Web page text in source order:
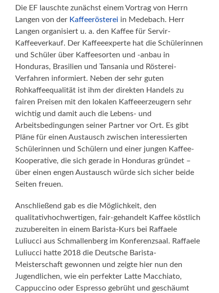
Die EF lauschte zunächst einem Vortrag von Herrn
Langen von der Kaffeerösterei in Medebach. Herr
Langen organisiert u. a. den Kaffee für Servir-
Kaffeeverkauf. Der Kaffeeexperte hat die Schülerinnen
und Schüler über Kaffeesorten und -anbau in
Honduras, Brasilien und Tansania und Rösterei-
Verfahren informiert. Neben der sehr guten
Rohkaffeequalität ist ihm der direkten Handels zu
fairen Preisen mit den lokalen Kaffeeerzeugern sehr
wichtig und damit auch die Lebens- und
Arbeitsbedingungen seiner Partner vor Ort. Es gibt
Pläne für einen Austausch zwischen interessierten
Schülerinnen und Schülern und einer jungen Kaffee-
Kooperative, die sich gerade in Honduras gründet –
über einen engen Austausch würde sich sicher beide
Seiten freuen.
Anschließend gab es die Möglichkeit, den
qualitativhochwertigen, fair-gehandelt Kaffee köstlich
zuzubereiten in einem Barista-Kurs bei Raffaele
Luliucci aus Schmallenberg im Konferenzsaal. Raffaele
Luliucci hatte 2018 die Deutsche Barista-
Meisterschaft gewonnen und zeigte hier nun den
Jugendlichen, wie ein perfekter Latte Macchiato,
Cappuccino oder Espresso gebrüht und geschäumt